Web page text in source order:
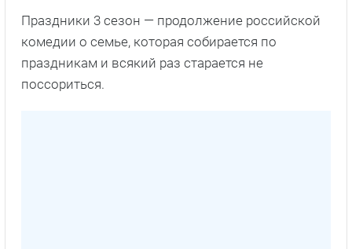
Праздники 3 сезон — продолжение российской
комедии о семье, которая собирается по
праздникам и всякий раз старается не
поссориться.